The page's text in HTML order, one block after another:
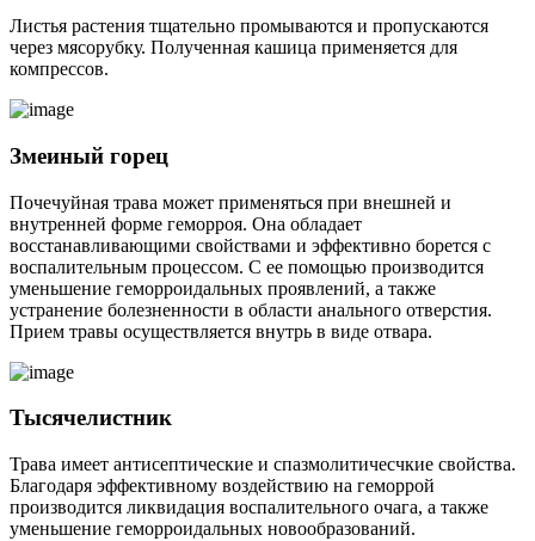
Листья растения тщательно промываются и пропускаются
через мясорубку. Полученная кашица применяется для
компрессов.
Змеиный горец
Почечуйная трава может применяться при внешней и
внутренней форме геморроя. Она обладает
восстанавливающими свойствами и эффективно борется с
воспалительным процессом. С ее помощью производится
уменьшение геморроидальных проявлений, а также
устранение болезненности в области анального отверстия.
Прием травы осуществляется внутрь в виде отвара.
Тысячелистник
Трава имеет антисептические и спазмолитичесчкие свойства.
Благодаря эффективному воздействию на геморрой
производится ликвидация воспалительного очага, а также
уменьшение геморроидальных новообразований.